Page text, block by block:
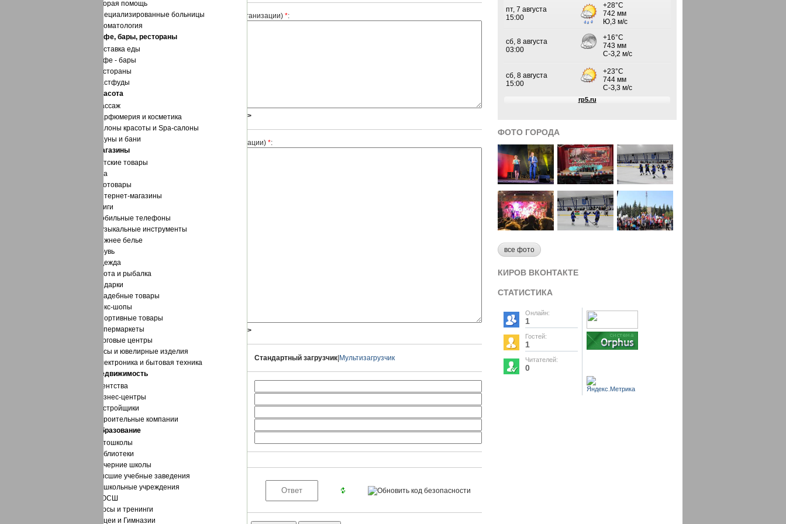
Скорая помощь
Специализированные больницы
Стоматология
Кафе, бары, рестораны
Доставка еды
Кафе - бары
Рестораны
Фастфуды
Красота
Массаж
Парфюмерия и косметика
Салоны красоты и Spa-салоны
Сауны и бани
Магазины
Детские товары
Еда
Зоотовары
Интернет-магазины
Книги
Мобильные телефоны
Музыкальные инструменты
Нижнее белье
Обувь
Одежда
Охота и рыбалка
Подарки
Свадебные товары
Секс-шопы
Спортивные товары
Супермаркеты
Торговые центры
Часы и ювелирные изделия
Электроника и бытовая техника
Недвижимость
Агентства
Бизнес-центры
Застройщики
Строительные компании
Образование
Автошколы
Библиотеки
Вечерние школы
Высшие учебные заведения
Дошкольные учреждения
ДЮСШ
Курсы и тренинги
Лицеи и Гимназии
Краткая информация о предприятии (организации) *:
Заменять переводы строк тегом <BR>
Полный описание предприятия (организации) *:
Заменять переводы строк тегом <BR>
Изображения Стандартный загрузчик Мультизагрузчик
Директор:
E-mail:
Адрес*:
Код*:
ФОТО ГОРОДА
все фото
КИРОВ ВКОНТАКТЕ
СТАТИСТИКА
Онлайн:
1
Гостей:
1
Читателей:
0